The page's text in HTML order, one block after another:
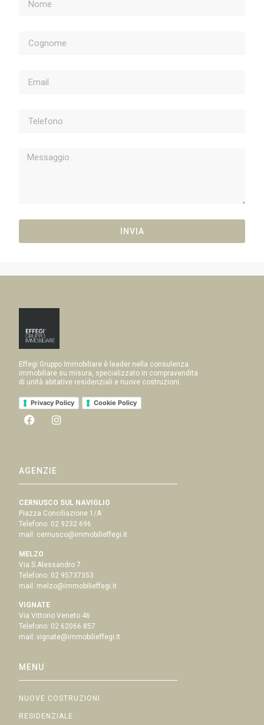
INVIA
Effegi Gruppo Immobiliare è leader nella consulenza
immobiliare su misura, specializzato in compravendita
di unità abitative residenziali e nuove costruzioni.
Privacy Policy Cookie Policy
AGENZIE
CERNUSCO SUL NAVIGLIO
Piazza Conciliazione 1/A
Telefono: 02 9232 696
mail: cernusco@immobilieffegi.it
MELZO
Via S.Alessandro 7
Telefono: 02 95737353
mail: melzo@immobilieffegi.it
VIGNATE
Via Vittorio Veneto 46
Telefono: 02 62066 857
mail:vignate@immobilieffegi.it
MENU
NUOVE COSTRUZIONI
RESIDENZIALE